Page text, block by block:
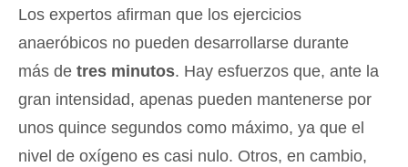
Los expertos afirman que los ejercicios
anaeróbicos no pueden desarrollarse durante
más de tres minutos. Hay esfuerzos que, ante la
gran intensidad, apenas pueden mantenerse por
unos quince segundos como máximo, ya que el
nivel de oxígeno es casi nulo. Otros, en cambio,